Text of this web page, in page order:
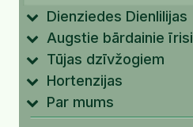
Dienziedes Dienlilijas
Augstie bārdainie īrisi
Tūjas dzīvžogiem
Hortenzijas
Par mums